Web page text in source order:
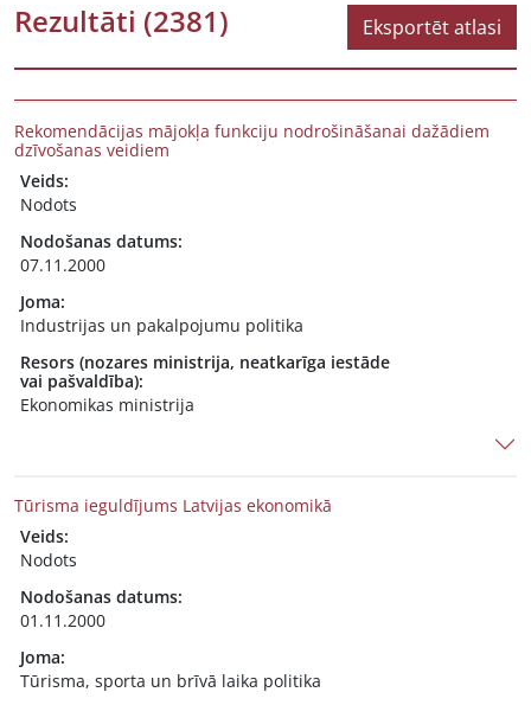
Rezultāti (2381) Eksportēt atlasi
Rekomendācijas mājokļa funkciju nodrošināšanai dažādiem
dzīvošanas veidiem
Veids:
Nodots
Nodošanas datums:
07.11.2000
Joma:
Industrijas un pakalpojumu politika
Resors (nozares ministrija, neatkarīga iestāde
vai pašvaldība):
Ekonomikas ministrija
Tūrisma ieguldījums Latvijas ekonomikā
Veids:
Nodots
Nodošanas datums:
01.11.2000
Joma:
Tūrisma, sporta un brīvā laika politika